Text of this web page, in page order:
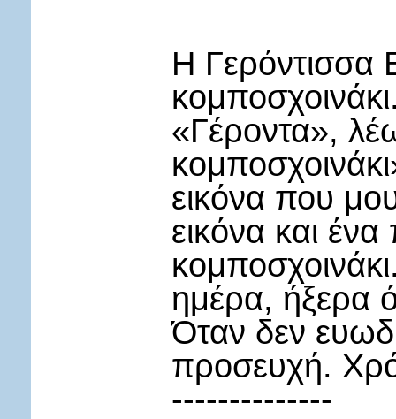
Η Γερόντισσα
«Γέροντα»,
εικόνα που
εικόνα και
ημέρα, ήξερα
Όταν δεν
προσευχή.
--------------